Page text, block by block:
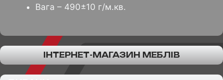
Вага – 490±10 г/м.кв.
ІНТЕРНЕТ-МАГАЗИН МЕБЛІВ